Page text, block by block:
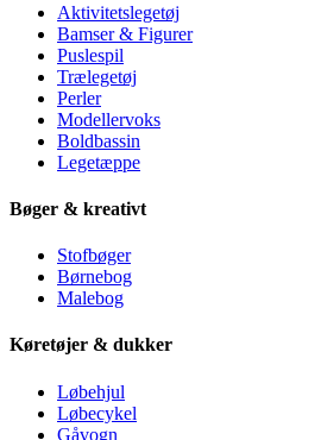
Aktivitetslegetøj
Bamser & Figurer
Puslespil
Trælegetøj
Perler
Modellervoks
Boldbassin
Legetæppe
Bøger & kreativt
Stofbøger
Børnebog
Malebog
Køretøjer & dukker
Løbehjul
Løbecykel
Gåvogn